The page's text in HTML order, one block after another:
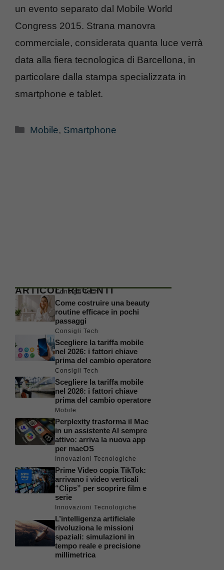
un evento separato dal Mobile World
Congress 2015. Strana manovra
commerciale, considerata quanta luce verrà
data alla fiera tecnologica di Barcellona, in
particolare dalla stampa specializzata in
smartphone e tablet.
Categorie
Mobile, Smartphone
ARTICOLI RECENTI
Consigli Tech
Come costruire una beauty
routine efficace in pochi
passaggi
Consigli Tech
Scegliere la tariffa mobile
nel 2026: i fattori chiave
prima del cambio operatore
Consigli Tech
Scegliere la tariffa mobile
nel 2026: i fattori chiave
prima del cambio operatore
Mobile
Perplexity trasforma il Mac
in un assistente AI sempre
attivo: arriva la nuova app
per macOS
Innovazioni Tecnologiche
Prime Video copia TikTok:
arrivano i video verticali
“Clips” per scoprire film e
serie
Innovazioni Tecnologiche
L’intelligenza artificiale
rivoluziona le missioni
spaziali: simulazioni in
tempo reale e precisione
millimetrica